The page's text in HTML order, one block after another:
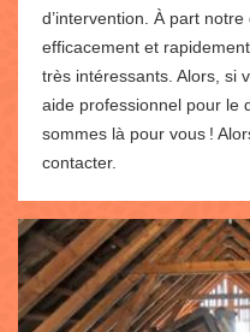
d’intervention. À part
efficacement et
très intéressants. Alors, si
aide professionnel pour le
sommes là pour vous !
contacter.